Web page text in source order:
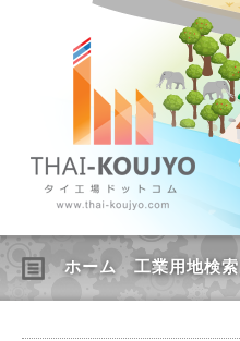
ホーム 工業用地検索